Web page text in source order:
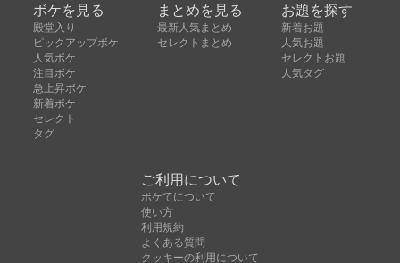
ボケを見る
殿堂入り
ピックアップボケ
人気ボケ
注目ボケ
急上昇ボケ
新着ボケ
セレクト
タグ
まとめを見る
最新人気まとめ
セレクトまとめ
お題を探す
新着お題
人気お題
セレクトお題
人気タグ
ご利用について
ボケてについて
使い方
利用規約
よくある質問
クッキーの利用について